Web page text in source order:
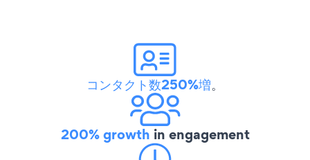
コンタクト数250%増。
200% growth in engagement